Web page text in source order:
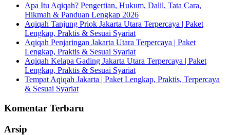
Apa Itu Aqiqah? Pengertian, Hukum, Dalil, Tata Cara,
Hikmah & Panduan Lengkap 2026
Aqiqah Tanjung Priok Jakarta Utara Terpercaya | Paket
Lengkap, Praktis & Sesuai Syariat
Aqiqah Penjaringan Jakarta Utara Terpercaya | Paket
Lengkap, Praktis & Sesuai Syariat
Aqiqah Kelapa Gading Jakarta Utara Terpercaya | Paket
Lengkap, Praktis & Sesuai Syariat
Tempat Aqiqah Jakarta | Paket Lengkap, Praktis, Terpercaya
& Sesuai Syariat
Komentar Terbaru
Arsip